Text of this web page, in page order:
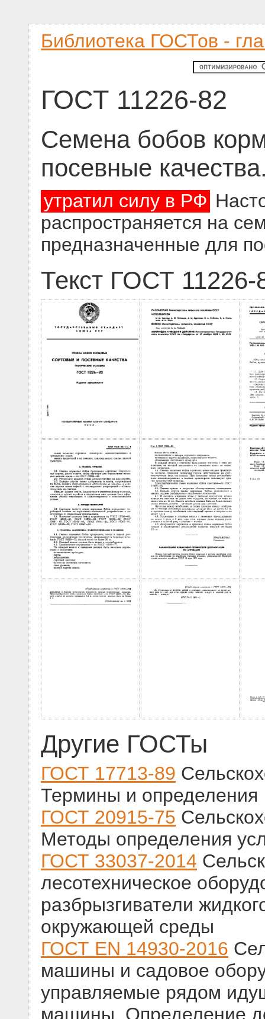
Библиотека ГОСТов -
ГОСТ 11226-82
Семена бобов
посевные
утратил силу в РФ
распространяется на
предназначенные для
Текст ГОСТ 11226-
Другие ГОСТы
ГОСТ 17713-89
Термины и определения
ГОСТ 20915-75
Методы определения
ГОСТ 33037-2014
лесотехническое
разбрызгиватели
окружающей среды
ГОСТ EN 14930-2016
машины и садовое
управляемые рядом
машины. Определение